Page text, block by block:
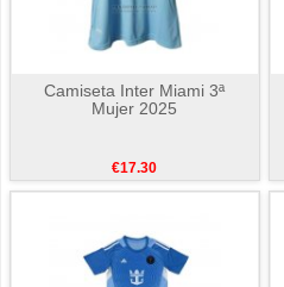
Camiseta Inter Miami 3ª
Mujer 2025
€17.30